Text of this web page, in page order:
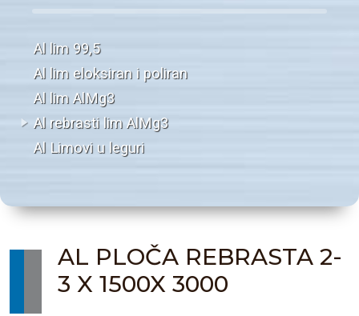
Al lim 99,5
Al lim eloksiran i poliran
Al lim AlMg3
Al rebrasti lim AlMg3
Al Limovi u leguri
AL PLOČA REBRASTA 2-
3 X 1500X 3000